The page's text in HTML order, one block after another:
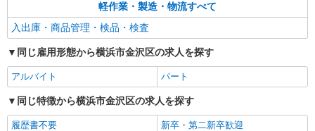
キープ 詳細を見る
軽作業・製造・物流すべて
入出庫・商品管理・検品・検査
同じ雇用形態から横浜市金沢区の求人を探す
アルバイト パート
同じ特徴から横浜市金沢区の求人を探す
履歴書不要
新卒・第二新卒歓迎